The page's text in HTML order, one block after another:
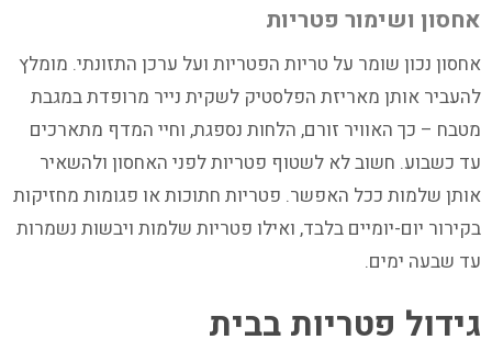
אחסון ושימור פטריות
אחסון נכון שומר על טריות הפטריות ועל ערכן התזונתי. מומלץ
להעביר אותן מאריזת הפלסטיק לשקית נייר מרופדת במגבת
מטבח – כך האוויר זורם, הלחות נספגת, וחיי המדף מתארכים
עד כשבוע. חשוב לא לשטוף פטריות לפני האחסון ולהשאיר
אותן שלמות ככל האפשר. פטריות חתוכות או פגומות מחזיקות
בקירור יום-יומיים בלבד, ואילו פטריות שלמות ויבשות נשמרות
עד שבעה ימים.
גידול פטריות בבית